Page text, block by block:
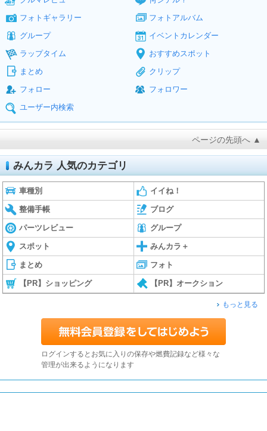
フォトギャラリー
フォトアルバム
グループ
イベントカレンダー
ラップタイム
おすすめスポット
まとめ
クリップ
フォロー
フォロワー
ユーザー内検索
ページの先頭へ ▲
みんカラ 人気のカテゴリ
車種別 イイね！
整備手帳 ブログ
パーツレビュー グループ
スポット みんカラ＋
まとめ フォト
【PR】ショッピング 【PR】オークション
もっと見る
ログインするとお気に入りの保存や燃費記録など様々な
管理が出来るようになります